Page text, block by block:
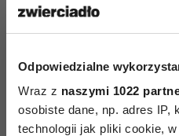
Odpowiedzialne
Wraz z naszymi 1022
osobiste dane, np. adres IP,
technologii jak pliki cookie,